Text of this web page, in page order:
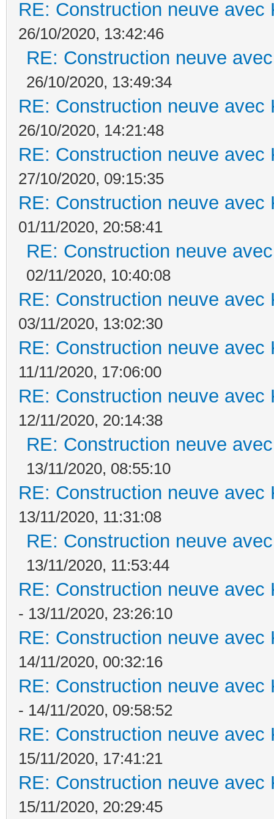
RE: Construction neuve avec
26/10/2020, 13:42:46
RE: Construction neuve
26/10/2020, 13:49:34
RE: Construction neuve avec
26/10/2020, 14:21:48
RE: Construction neuve avec
27/10/2020, 09:15:35
RE: Construction neuve avec
01/11/2020, 20:58:41
RE: Construction neuve
02/11/2020, 10:40:08
RE: Construction neuve avec
03/11/2020, 13:02:30
RE: Construction neuve avec
11/11/2020, 17:06:00
RE: Construction neuve avec
12/11/2020, 20:14:38
RE: Construction neuve
13/11/2020, 08:55:10
RE: Construction neuve avec
13/11/2020, 11:31:08
RE: Construction neuve
13/11/2020, 11:53:44
RE: Construction neuve avec
- 13/11/2020, 23:26:10
RE: Construction neuve avec
14/11/2020, 00:32:16
RE: Construction neuve avec
- 14/11/2020, 09:58:52
RE: Construction neuve avec
15/11/2020, 17:41:21
RE: Construction neuve avec
15/11/2020, 20:29:45